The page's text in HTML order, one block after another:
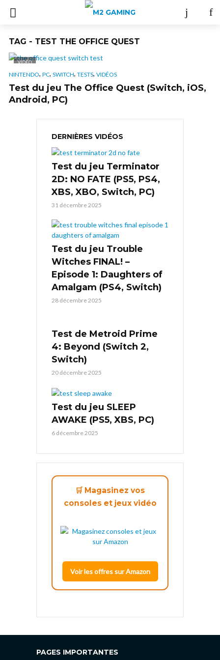
TAG - TEST THE OFFICE QUEST
VIDÉO
NINTENDO, PC, SWITCH, TESTS, VIDÉOS
Test du jeu The Office Quest (Switch, iOS,
Android, PC)
DERNIÈRES VIDÉOS
Test du jeu Terminator
2D: NO FATE (PS5, PS4,
XBS, XBO, Switch, PC)
31 décembre 2025
Test du jeu Trouble
Witches FINAL! –
Episode 1: Daughters of
Amalgam (PS4, Switch)
28 décembre 2025
Test de Metroid Prime
4: Beyond (Switch 2,
Switch)
20 décembre 2025
Test du jeu SLEEP
AWAKE (PS5, XBS, PC)
6 décembre 2025
🛒 Magasinez vos
consoles et jeux vidéo
Voir les offres sur Amazon
PAGES IMPORTANTES